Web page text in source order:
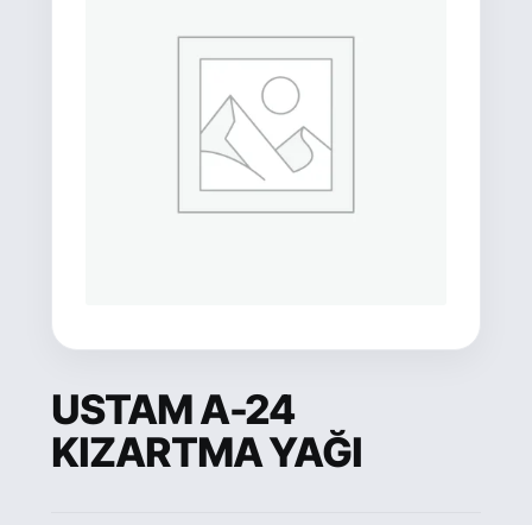
USTAM A-24
KIZARTMA YAĞI